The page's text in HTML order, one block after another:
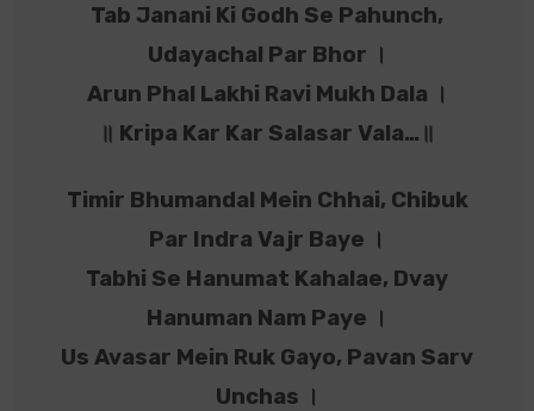
Tab Janani Ki Godh Se Pahunch,
Udayachal Par Bhor ।
Arun Phal Lakhi Ravi Mukh Dala ।
॥ Kripa Kar Kar Salasar Vala…॥
Timir Bhumandal Mein Chhai, Chibuk
Par Indra Vajr Baye ।
Tabhi Se Hanumat Kahalae, Dvay
Hanuman Nam Paye ।
Us Avasar Mein Ruk Gayo, Pavan Sarv
Unchas ।